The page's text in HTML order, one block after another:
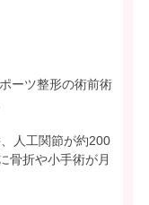
ーツ整形の術前術
人工関節が約200
骨折や小手術が月